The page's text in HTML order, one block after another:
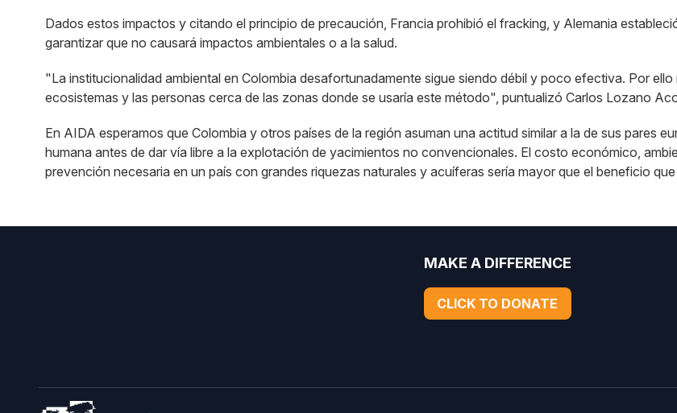
Dados estos impactos y citando el principio de precaución, Francia prohibió el fracking, y Alemania
garantizar que no causará impactos ambientales o a la salud.
"La institucionalidad ambiental en Colombia desafortunadamente sigue siendo débil y poco efectiva. Por
ecosistemas y las personas cerca de las zonas donde se usaría este método", puntualizó Carlos Lozano
En AIDA esperamos que Colombia y otros países de la región asuman una actitud similar a la de sus pares
humana antes de dar vía libre a la explotación de yacimientos no convencionales. El costo económico,
prevención necesaria en un país con grandes riquezas naturales y acuíferas sería mayor que el beneficio
MAKE A DIFFERENCE
CLICK TO DONATE